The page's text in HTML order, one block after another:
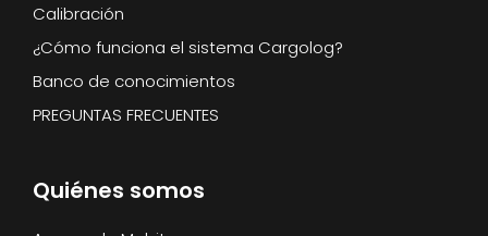
Calibración
¿Cómo funciona el sistema Cargolog?
Banco de conocimientos
PREGUNTAS FRECUENTES
Quiénes somos